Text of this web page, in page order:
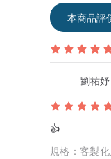
本商品評
劉祐妤
👍
規格：客製